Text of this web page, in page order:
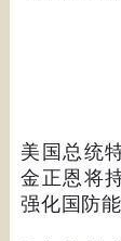
美国总统
金正恩将
强化国防能